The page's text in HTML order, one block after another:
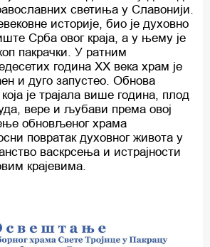
светиња у Славонији.
историје, био је духовно
Срба овог краја, а у њему је
пакрачки. У ратним
година XX века храм је
и дуго запустео. Обнова
је трајала више година, плод
вере и љубави према овој
обновљеног храма
повратак духовног живота у
васкрсења и истрајности
крајевима.